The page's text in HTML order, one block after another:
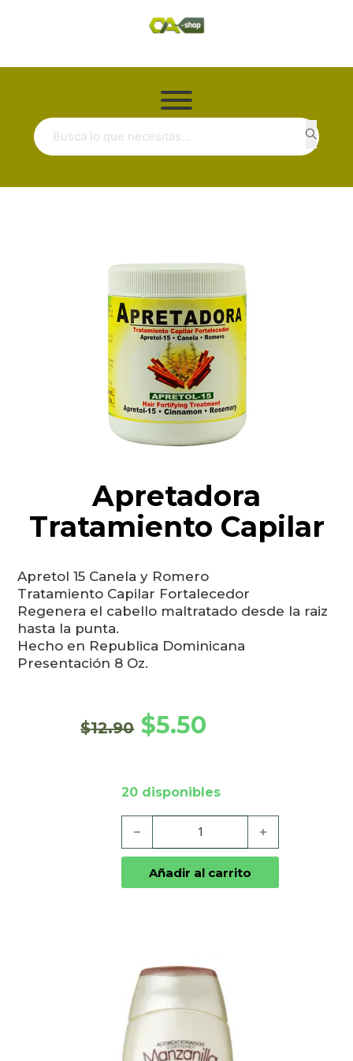
Buscar ...
Apretadora
Tratamiento Capilar
Apretol 15 Canela y Romero
Tratamiento Capilar Fortalecedor
Regenera el cabello maltratado desde la raiz
hasta la punta.
Hecho en Republica Dominicana
Presentación 8 Oz.
$12.90
El precio original era:
$5.50
20 disponibles
Apretadora Tratamiento Capilar cantidad
Añadir al carrito